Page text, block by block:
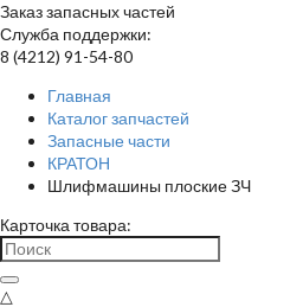
Заказ запасных частей
Служба поддержки:
8 (4212) 91-54-80
Главная
Каталог запчастей
Запасные части
КРАТОН
Шлифмашины плоские ЗЧ
Карточка товара:
△